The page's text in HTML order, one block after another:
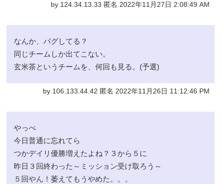
by 124.34.13.33 匿名 2022年11月27日 2:08:49 AM
なんか、バグしてる？
同じチームしか出てこない。
玄米茶というチームを、何回も見る。(予選)
by 106.133.44.42 匿名 2022年11月26日 11:12:46 PM
やっべ
今日普通に忘れてら
つかデイリ優勝増えたよね？３から５に
昨日３回終わった～ミッション受け取ろう～
５回やん！萎えてもうやめた。。。